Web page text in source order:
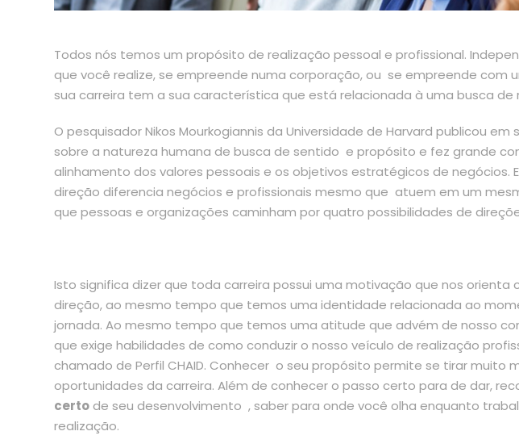
Todos nós temos um propósito de realização pessoal e profissional.
que você realize, se empreende numa corporação, ou se empreende com
sua carreira tem a sua característica que está relacionada à uma busca de
O pesquisador Nikos Mourkogiannis da Universidade de Harvard publicou em
sobre a natureza humana de busca de sentido e propósito e fez grande
alinhamento dos valores pessoais e os objetivos estratégicos de negócios.
direção diferencia negócios e profissionais mesmo que atuem em um
que pessoas e organizações caminham por quatro possibilidades de
Isto significa dizer que toda carreira possui uma motivação que nos orienta
direção, ao mesmo tempo que temos uma identidade relacionada ao
jornada. Ao mesmo tempo que temos uma atitude que advém de nosso
que exige habilidades de como conduzir o nosso veículo de realização
chamado de Perfil CHAID. Conhecer o seu propósito permite se tirar muito
oportunidades da carreira. Além de conhecer o passo certo para de dar,
certo de seu desenvolvimento , saber para onde você olha enquanto
realização.